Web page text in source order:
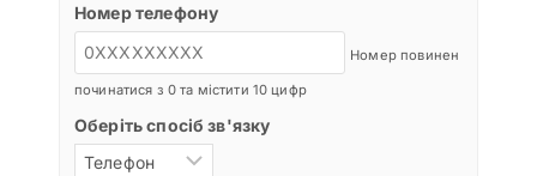
Номер телефону
Номер повинен
починатися з 0 та містити 10 цифр
Оберіть спосіб зв'язку